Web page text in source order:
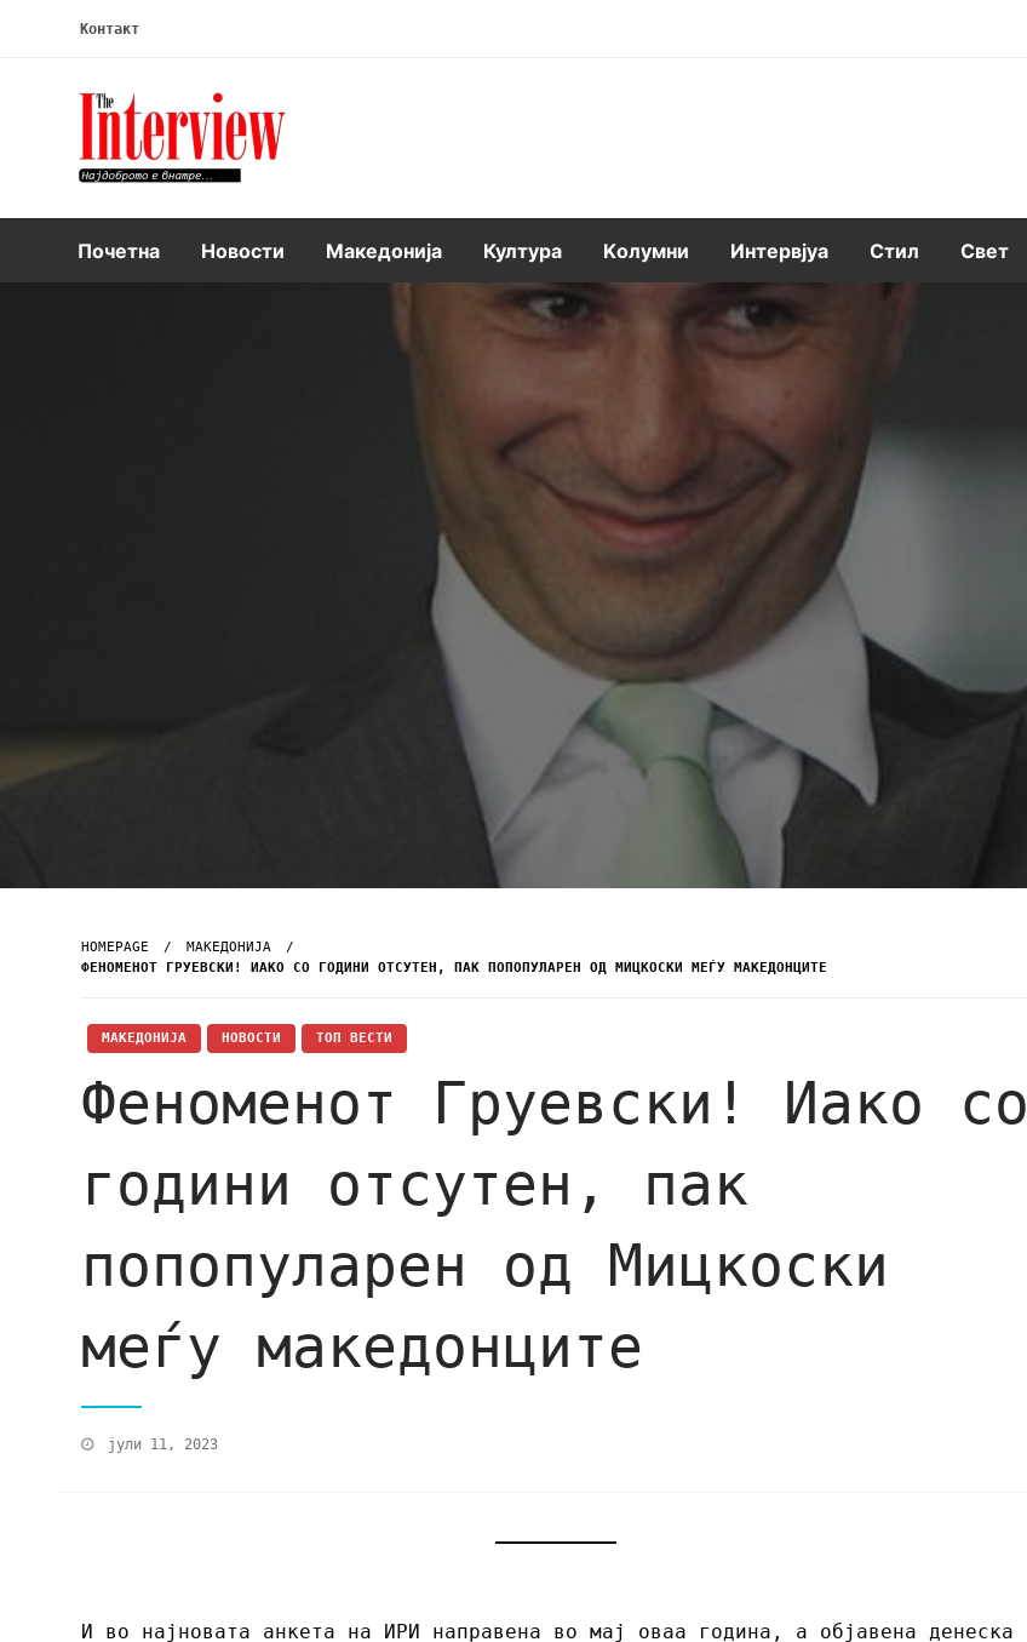
Контакт
Интервју
Почетна Новости Македонија Култура Kолумни Интервјуа Стил Свет
HOMEPAGE
МАКЕДОНИЈА
ФЕНОМЕНОТ ГРУЕВСКИ! ИАКО СО ГОДИНИ ОТСУТЕН, ПАК ПОПОПУЛАРЕН ОД МИЦКОСКИ МЕЃУ МАКЕДОНЦИТЕ
МАКЕДОНИЈА НОВОСТИ ТОП ВЕСТИ
Феноменот Груевски! Иако со
години отсутен, пак
попопуларен од Мицкоски
меѓу македонците
јули 11, 2023
И во најновата анкета на ИРИ направена во мај оваа година, а објавена денеска